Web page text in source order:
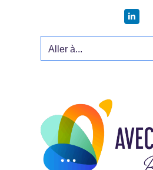
LinkedIn
Aller à...